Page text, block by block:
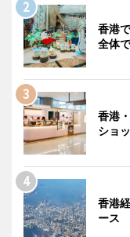
香港
全体
香港
ショ
香港
ース